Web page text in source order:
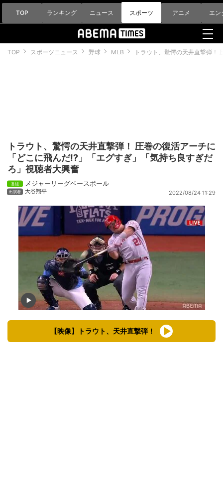
TOP ランキング ニュース スポーツ アニメ エン
TOP スポーツニュース 野球 MLB トラウト、驚愕の天井直撃弾！
トラウト、驚愕の天井直撃弾！ 圧巻の復活アーチに
「どこに飛んだ!?」「エグすぎ」「気持ち良すぎだ
ろ」視聴者大興奮
メジャーリーグベースボール
大谷翔平 2022/08/24 11:29
【映像】トラウト、天井直撃弾！